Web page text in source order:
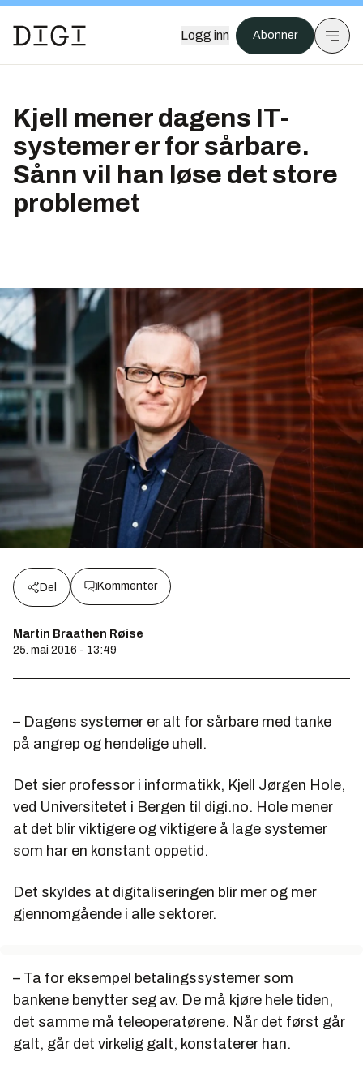
Logg inn Abonner
Kjell mener dagens IT-
systemer er for sårbare.
Sånn vil han løse det store
problemet
Del Kommenter
Martin Braathen Røise
25. mai 2016 - 13:49
– Dagens systemer er alt for sårbare med tanke
på angrep og hendelige uhell.
Det sier professor i informatikk, Kjell Jørgen Hole,
ved Universitetet i Bergen til digi.no. Hole mener
at det blir viktigere og viktigere å lage systemer
som har en konstant oppetid.
Det skyldes at digitaliseringen blir mer og mer
gjennomgående i alle sektorer.
– Ta for eksempel betalingssystemer som
bankene benytter seg av. De må kjøre hele tiden,
det samme må teleoperatørene. Når det først går
galt, går det virkelig galt, konstaterer han.